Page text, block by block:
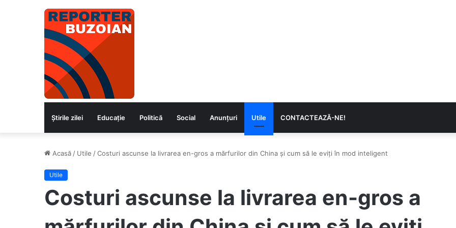
Știrile zilei Educaţie Politică Social Anunțuri Utile CONTACTEAZĂ-NE!
Acasă / Utile /Costuri ascunse la livrarea en-gros a mărfurilor din China și cum să le eviți în mod inteligent
Utile
Costuri ascunse la livrarea en-gros a